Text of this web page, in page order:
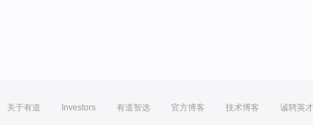
关于有道 Investors 有道智选 官方博客 技术博客 诚聘英才